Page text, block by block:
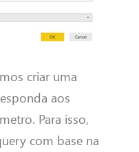
criar uma
aos
Para isso,
com base na